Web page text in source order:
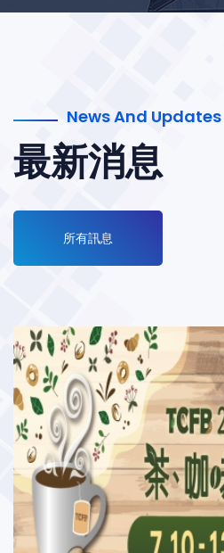
News And Updates
最新消息
所有訊息